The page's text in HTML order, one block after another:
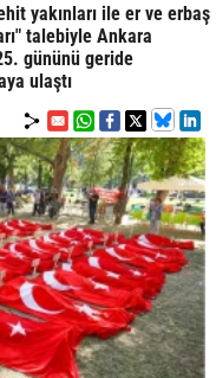
yakınları ile er ve erbaş
talebiyle Ankara
gününü geride
ulaştı